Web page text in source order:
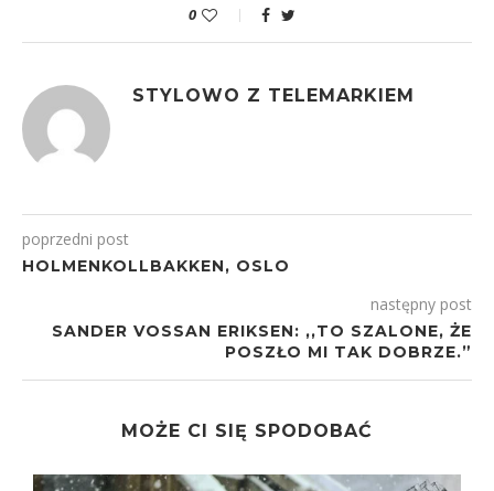
0
STYLOWO Z TELEMARKIEM
poprzedni post
HOLMENKOLLBAKKEN, OSLO
następny post
SANDER VOSSAN ERIKSEN: ,,TO SZALONE, ŻE
POSZŁO MI TAK DOBRZE.”
MOŻE CI SIĘ SPODOBAĆ